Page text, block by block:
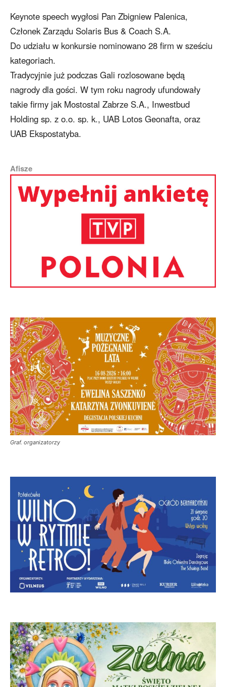
Keynote speech wygłosi Pan Zbigniew Palenica,
Członek Zarządu Solaris Bus & Coach S.A.
Do udziału w konkursie nominowano 28 firm w sześciu
kategoriach.
Tradycyjnie już podczas Gali rozlosowane będą
nagrody dla gości. W tym roku nagrody ufundowały
takie firmy jak Mostostal Zabrze S.A., Inwestbud
Holding sp. z o.o. sp. k., UAB Lotos Geonafta, oraz
UAB Ekspostatyba.
Afisze
Graf. organizatorzy